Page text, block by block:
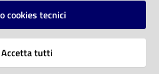
cookies tecnici
Accetta tutti